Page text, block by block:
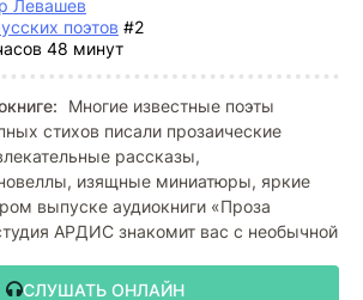
Левашев
поэтов #2
48 минут
Многие известные поэты
стихов писали прозаические
рассказы,
изящные миниатюры, яркие
выпуске аудиокниги «Проза
АРДИС знакомит вас с необычной
СЛУШАТЬ ОНЛАЙН